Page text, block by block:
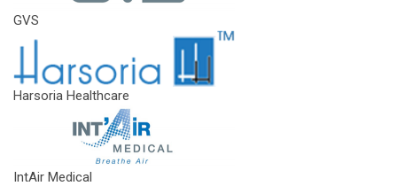
GVS
Harsoria Healthcare
IntAir Medical